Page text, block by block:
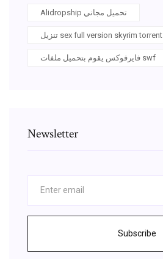
Alidropship تحميل مجاني
تنزيل sex full version skyrim torrent
فايرفوكس يقوم بتحميل ملفات swf
Newsletter
Subscribe